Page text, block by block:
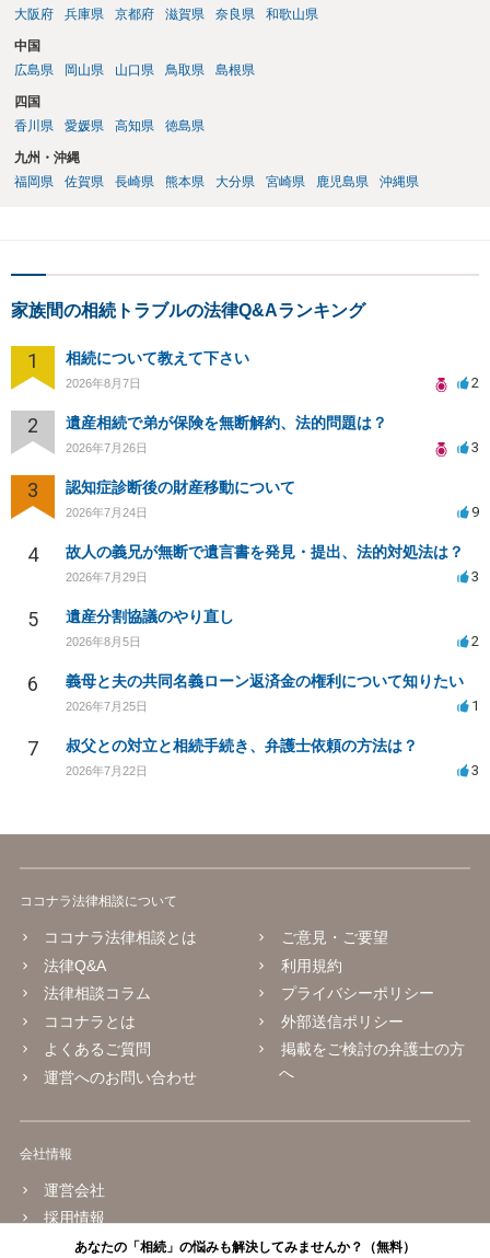
大阪府
兵庫県 京都府 滋賀県 奈良県 和歌山県
中国
広島県
岡山県 山口県 鳥取県 島根県
四国
香川県
愛媛県 高知県 徳島県
九州・沖縄
福岡県
佐賀県 長崎県 熊本県 大分県 宮崎県 鹿児島県 沖縄県
家族間の相続トラブルの法律Q&Aランキング
1 相続について教えて下さい
2026年8月7日 2
2 遺産相続で弟が保険を無断解約、法的問題は？
2026年7月26日 3
3 認知症診断後の財産移動について
2026年7月24日 9
4 故人の義兄が無断で遺言書を発見・提出、法的対処法は？
2026年7月29日 3
5 遺産分割協議のやり直し
2026年8月5日 2
6 義母と夫の共同名義ローン返済金の権利について知りたい
2026年7月25日 1
7 叔父との対立と相続手続き、弁護士依頼の方法は？
2026年7月22日 3
あなたの「相続」の悩みも解決してみませんか？（無料）
ココナラ法律相談について
ココナラ法律相談とは
法律Q&A
法律相談コラム
ココナラとは
よくあるご質問
運営へのお問い合わせ
ご意見・ご要望
利用規約
プライバシーポリシー
外部送信ポリシー
掲載をご検討の弁護士の方
へ
会社情報
運営会社
採用情報